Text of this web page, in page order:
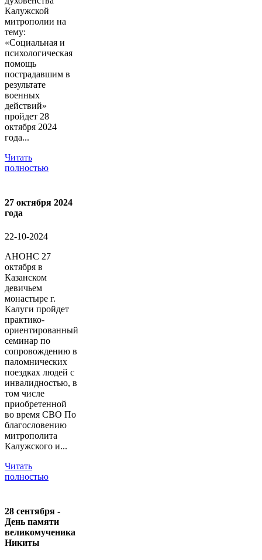
Калужской
митрополии на
тему:
«Социальная и
психологическая
помощь
пострадавшим в
результате
военных
действий»
пройдет 28
октября 2024
года...
Читать
полностью
27 октября 2024
года
22-10-2024
АНОНС 27
октября в
Казанском
девичьем
монастыре г.
Калуги пройдет
практико-
ориентированный
семинар по
сопровождению в
паломнических
поездках людей с
инвалидностью, в
том числе
приобретенной
во время СВО По
благословению
митрополита
Калужского и...
Читать
полностью
28 сентября -
День памяти
великомученика
Никиты